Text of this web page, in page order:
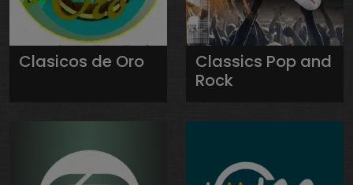
Clasicos de Oro
Classics Pop and
Rock